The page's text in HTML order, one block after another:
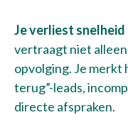
Je verliest snelheid
vertraagt niet alleen
opvolging. Je merkt
terug”-leads,
directe afspraken.